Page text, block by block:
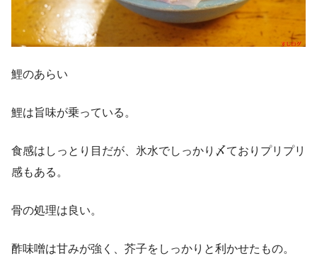
鯉のあらい
鯉は旨味が乗っている。
食感はしっとり目だが、氷水でしっかり〆ておりプリプリ
感もある。
骨の処理は良い。
酢味噌は甘みが強く、芥子をしっかりと利かせたもの。